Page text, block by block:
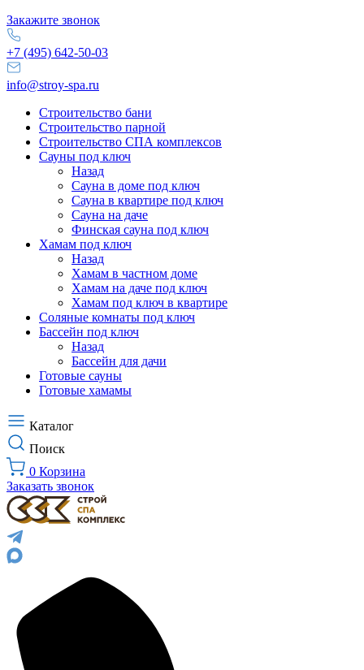
Закажите звонок
+7 (495) 642-50-03
info@stroy-spa.ru
Строительство бани
Строительство парной
Строительство СПА комплексов
Сауны под ключ
Назад
Сауна в доме под ключ
Сауна в квартире под ключ
Сауна на даче
Финская сауна под ключ
Хамам под ключ
Назад
Хамам в частном доме
Хамам на даче под ключ
Хамам под ключ в квартире
Соляные комнаты под ключ
Бассейн под ключ
Назад
Бассейн для дачи
Готовые сауны
Готовые хамамы
Каталог
Поиск
0 Корзина
Заказать звонок